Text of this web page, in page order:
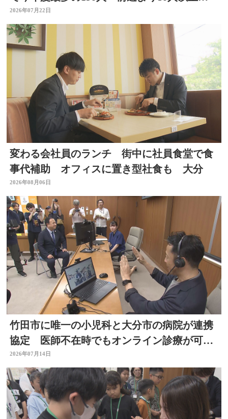
増 大分
2026年07月22日
変わる会社員のランチ 街中に社員食堂で食
事代補助 オフィスに置き型社食も 大分
2026年08月06日
竹田市に唯一の小児科と大分市の病院が連携
協定 医師不在時でもオンライン診療が可能
に
2026年07月14日